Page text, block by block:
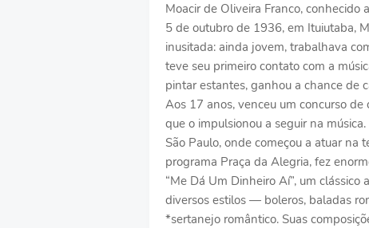
Moacir de Oliveira Franco, conhecido
5 de outubro de 1936, em Ituiutaba,
inusitada: ainda jovem, trabalhava
teve seu primeiro contato com a
pintar estantes, ganhou a chance de
Aos 17 anos, venceu um concurso
que o impulsionou a seguir na
São Paulo, onde começou a atuar na
programa Praça da Alegria, fez
“Me Dá Um Dinheiro Aí”, um
diversos estilos — boleros, baladas
*sertanejo romântico. Suas